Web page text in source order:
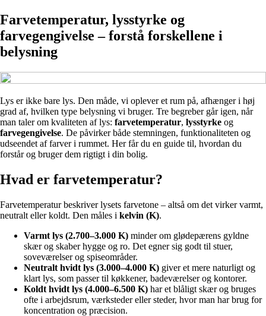
Farvetemperatur, lysstyrke og
farvegengivelse – forstå forskellene i
belysning
Lys er ikke bare lys. Den måde, vi oplever et rum på, afhænger i høj
grad af, hvilken type belysning vi bruger. Tre begreber går igen, når
man taler om kvaliteten af lys: farvetemperatur, lysstyrke og
farvegengivelse. De påvirker både stemningen, funktionaliteten og
udseendet af farver i rummet. Her får du en guide til, hvordan du
forstår og bruger dem rigtigt i din bolig.
Hvad er farvetemperatur?
Farvetemperatur beskriver lysets farvetone – altså om det virker varmt,
neutralt eller koldt. Den måles i kelvin (K).
Varmt lys (2.700–3.000 K) minder om glødepærens gyldne
skær og skaber hygge og ro. Det egner sig godt til stuer,
soveværelser og spiseområder.
Neutralt hvidt lys (3.000–4.000 K) giver et mere naturligt og
klart lys, som passer til køkkener, badeværelser og kontorer.
Koldt hvidt lys (4.000–6.500 K) har et blåligt skær og bruges
ofte i arbejdsrum, værksteder eller steder, hvor man har brug for
koncentration og præcision.